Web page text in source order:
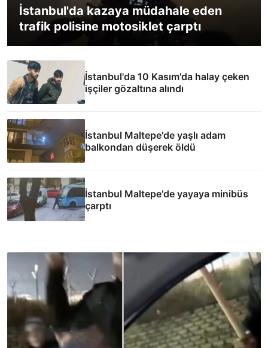
İstanbul'da kazaya müdahale eden
trafik polisine motosiklet çarptı
İstanbul'da 10 Kasım'da halay çeken
işçiler gözaltına alındı
İstanbul Maltepe'de yaşlı adam
balkondan düşerek öldü
İstanbul Maltepe'de yayaya minibüs
çarptı